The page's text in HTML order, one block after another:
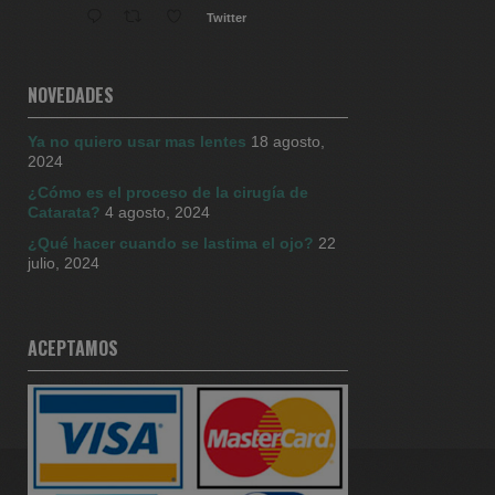
Twitter
Mas seguridad es lo que ofrece la
de profundidad aumentada igual:
mejores resultados !! Si tiene
0995913393
NOVEDADES
Ya no quiero usar mas lentes 18 agosto,
2024
¿Cómo es el proceso de la cirugía de
Catarata? 4 agosto, 2024
¿Qué hacer cuando se lastima el ojo? 22
julio, 2024
ACEPTAMOS